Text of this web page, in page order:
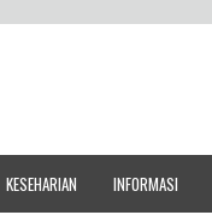
KESEHARIAN INFORMASI